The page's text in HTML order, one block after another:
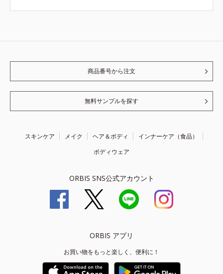
商品番号から注文
無料サンプルを探す
スキンケア メイク ヘア＆ボディ
インナーケア（食品）
ボディウェア
ORBIS SNS公式アカウント
ORBIS アプリ
お買い物をもっと楽しく、便利に！